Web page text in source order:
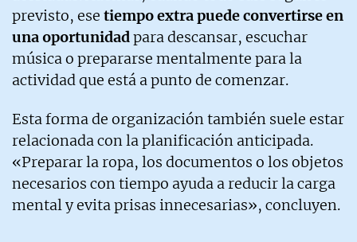
previsto, ese tiempo extra puede convertirse en
una oportunidadpara descansar, escuchar
música o prepararse mentalmente para la
actividad que está a punto de comenzar.
Esta forma de organización también suele estar
relacionada con la planificación anticipada.
«Preparar la ropa, los documentos o los objetos
necesarios con tiempo ayuda a reducir la carga
mental y evita prisas innecesarias», concluyen.